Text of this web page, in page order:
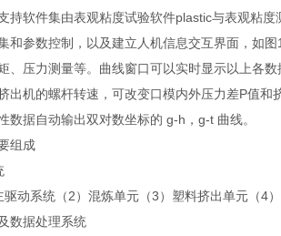
持软件集由表观粘度试验软件plastic与表观粘
和参数控制，以及建立人机信息交互界面，如
、压力测量等。曲线窗口可以实时显示以上各
出机的螺杆转速，可改变口模内外压力差P值
数据自动输出双对数坐标的 g-h，g-t 曲线。
组成
驱动系统（2）混炼单元（3）塑料挤出单元（
数据处理系统